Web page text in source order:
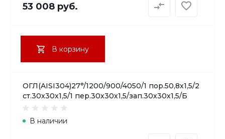
53 008 руб.
В корзину
ОГЛ(AISI304)27°/1200/900/4050/1 пор.50,8х1,5/2
ст.30х30х1,5/1 пер.30х30х1,5/зап.30х30х1,5/Б
В наличии